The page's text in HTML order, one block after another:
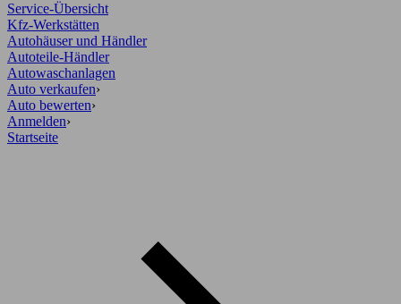
Service-Übersicht
Kfz-Werkstätten
Autohäuser und Händler
Autoteile-Händler
Autowaschanlagen
Auto verkaufen›
Auto bewerten›
Anmelden›
Startseite